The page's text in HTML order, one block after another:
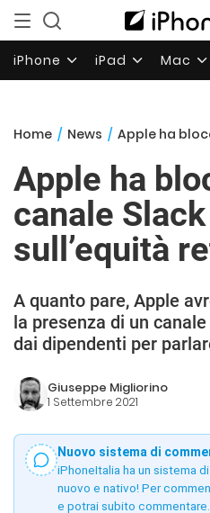
iPhone iPad Mac
Home / News / Apple ha bloccato il
Apple ha
canale
sull’equità
A quanto pare, Apple
la presenza di un
dai dipendenti per
Giuseppe Migliorino
1 Settembre 2021
Nuovo sistema di
iPhoneItalia ha un sistema
nuovo e nativo! Per
e potrai subito commentare.